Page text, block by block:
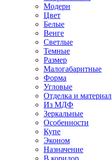
Модерн
Цвет
Белые
Венге
Светлые
Темные
Размер
Малогабаритные
Форма
Угловые
Отделка и материал
Из МДФ
Зеркальные
Особенности
Купе
Эконом
Назначение
В коридор